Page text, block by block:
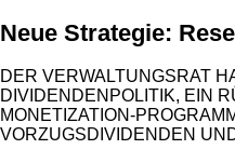
Neue Strategie:
DER VERWALTUNGSRAT
DIVIDENDENPOLITIK, EIN
MONETIZATION-
VORZUGSDIVIDENDEN